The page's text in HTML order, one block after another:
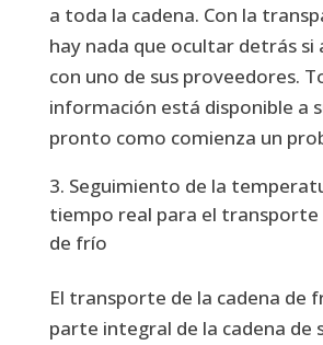
a toda la cadena. Con la
hay nada que ocultar detrás si
con uno de sus proveedores.
información está disponible a
pronto como comienza un
Seguimiento de la
tiempo real para el transporte
de frío
El transporte de la cadena de
parte integral de la cadena de